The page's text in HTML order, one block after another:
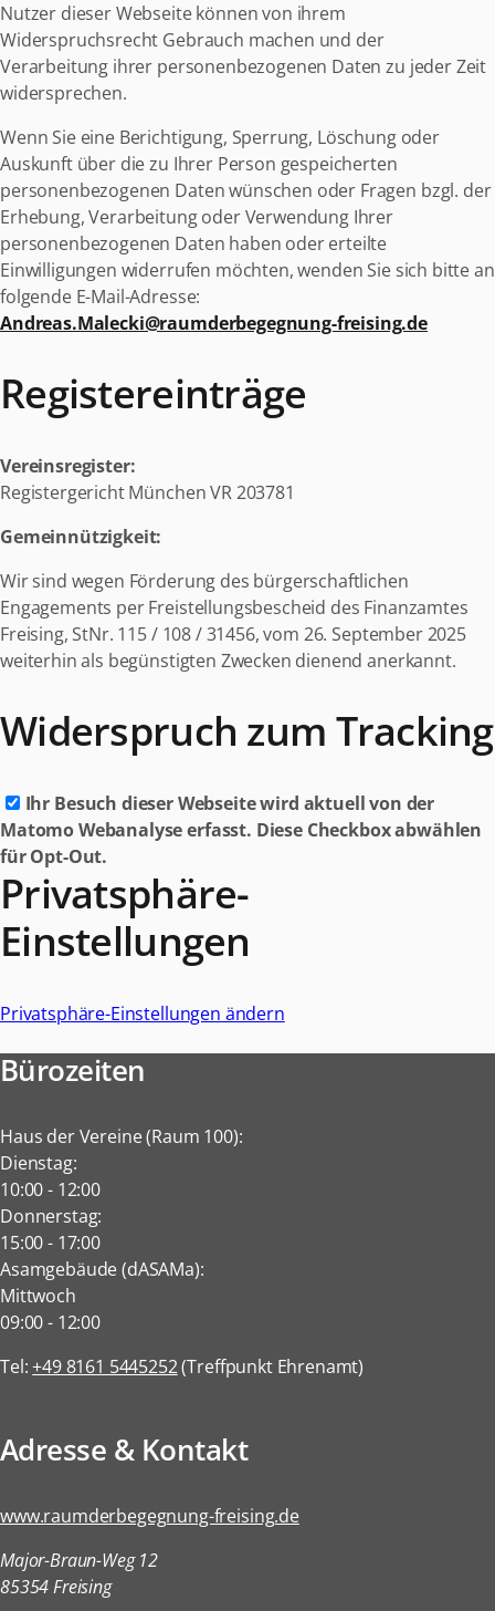
Nutzer dieser Webseite können von ihrem
Widerspruchsrecht Gebrauch machen und der
Verarbeitung ihrer personenbezogenen Daten zu jeder Zeit
widersprechen.
Wenn Sie eine Berichtigung, Sperrung, Löschung oder
Auskunft über die zu Ihrer Person gespeicherten
personenbezogenen Daten wünschen oder Fragen bzgl. der
Erhebung, Verarbeitung oder Verwendung Ihrer
personenbezogenen Daten haben oder erteilte
Einwilligungen widerrufen möchten, wenden Sie sich bitte an
folgende E-Mail-Adresse:
Andreas.Malecki@raumderbegegnung-freising.de
Registereinträge
Vereinsregister:
Registergericht München VR 203781
Gemeinnützigkeit:
Wir sind wegen Förderung des bürgerschaftlichen
Engagements per Freistellungsbescheid des Finanzamtes
Freising, StNr. 115 / 108 / 31456, vom 26. September 2025
weiterhin als begünstigten Zwecken dienend anerkannt.
Widerspruch zum Tracking
Ihr Besuch dieser Webseite wird aktuell von der
Matomo Webanalyse erfasst. Diese Checkbox abwählen
für Opt-Out.
Privatsphäre-
Einstellungen
Privatsphäre-Einstellungen ändern
Bürozeiten
Haus der Vereine (Raum 100):
Dienstag:
10:00- 12:00
Donnerstag:
15:00- 17:00
Asamgebäude (dASAMa):
Mittwoch
09:00- 12:00
Tel:+49 8161 5445252(Treffpunkt Ehrenamt)
Adresse & Kontakt
www.raumderbegegnung-freising.de
Major-Braun-Weg 12
85354 Freising